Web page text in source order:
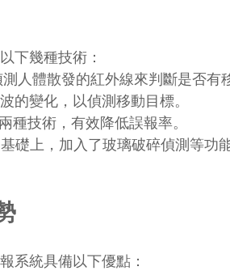
下幾種技術：
人體散發的紅外線來判斷是否有
的變化，以偵測移動目標。
種技術，有效降低誤報率。
基礎上，加入了玻璃破碎偵測等功
系統具備以下優點：